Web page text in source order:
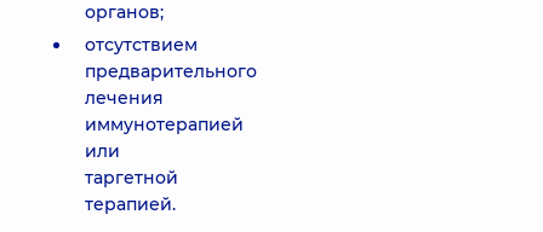
органов;
отсутствием
предварительного
лечения
иммунотерапией
или
таргетной
терапией.